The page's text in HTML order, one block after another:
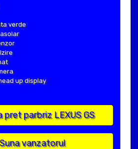
verde
up display
parbriz LEXUS GS
vanzatorul